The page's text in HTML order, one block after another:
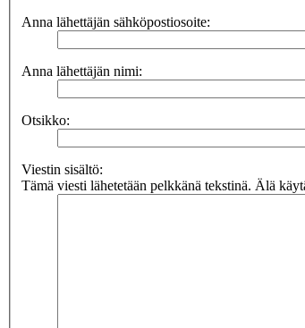
Anna lähettäjän sähköpostiosoite:
Anna lähettäjän nimi:
Otsikko:
Viestin sisältö:
Tämä viesti lähetetään pelkkänä tekstinä. Älä